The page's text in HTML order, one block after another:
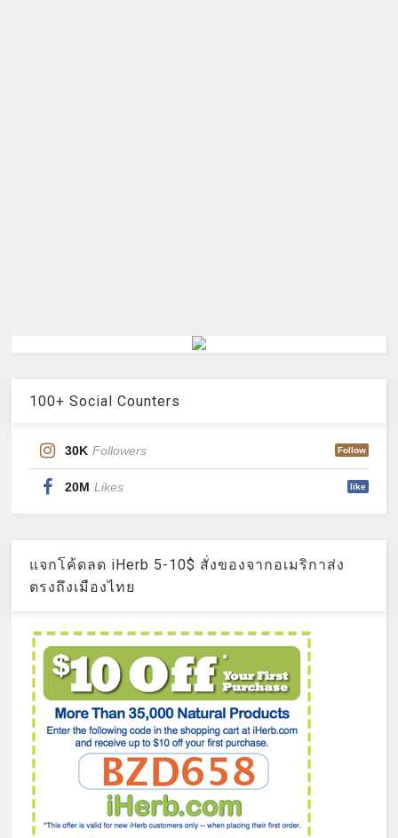
100+ Social Counters
30K Followers Follow
20M Likes like
แจกโค้ดลด iHerb 5-10$ สั่งของจากอเมริกาส่ง
ตรงถึงเมืองไทย